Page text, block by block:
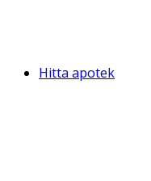
Hitta apotek